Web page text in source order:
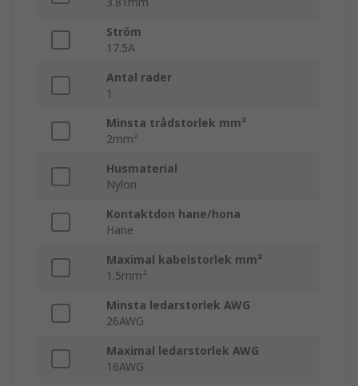
Ström
17.5A
Antal rader
1
Minsta trådstorlek mm²
2mm²
Husmaterial
Nylon
Kontaktdon hane/hona
Hane
Maximal kabelstorlek mm²
1.5mm²
Minsta ledarstorlek AWG
26AWG
Maximal ledarstorlek AWG
16AWG